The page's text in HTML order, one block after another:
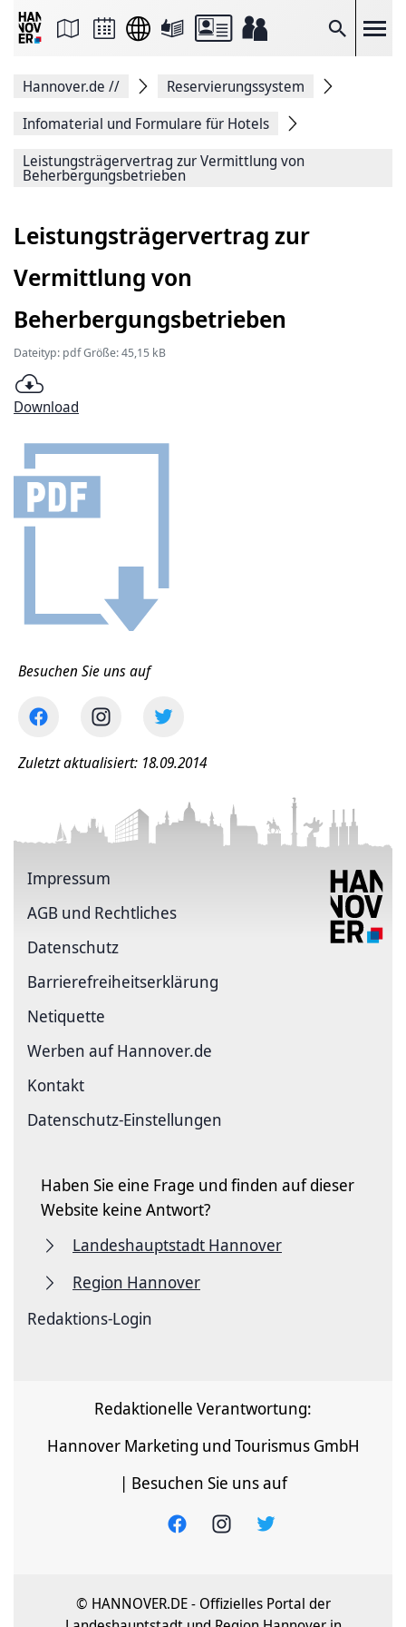
Suche
Seite
Facebook
teilen
Seitenlink
Kopieren
Hannover.de //
Reservierungssystem
Infomaterial und Formulare für Hotels
Leistungsträgervertrag zur Vermittlung von
Beherbergungsbetrieben
Leistungsträgervertrag zur
Vermittlung von
Beherbergungsbetrieben
Dateityp: pdf Größe: 45,15 kB
Download
Besuchen Sie uns auf
Zuletzt aktualisiert: 18.09.2014
Impressum
AGB und Rechtliches
Datenschutz
Barriere­freiheits­erklärung
Netiquette
Werben auf Hannover.de
Kontakt
Datenschutz-Einstellungen
Haben Sie eine Frage und finden auf dieser
Website keine Antwort?
Landeshauptstadt Hannover
Region Hannover
Redaktions-Login
Redaktionelle Verantwortung:
Hannover Marketing und Tourismus GmbH
| Besuchen Sie uns auf
© HANNOVER.DE - Offizielles Portal der